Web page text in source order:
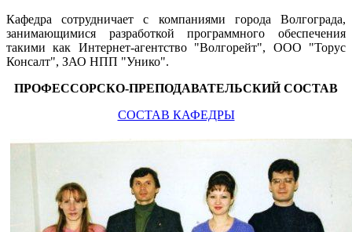
Кафедра сотрудничает с компаниями города Волгограда,
занимающимися разработкой программного обеспечения
такими как Интернет-агентство "Волгорейт", ООО "Торус
Консалт", ЗАО НПП "Унико".
ПРОФЕССОРСКО-ПРЕПОДАВАТЕЛЬСКИЙ СОСТАВ
СОСТАВ КАФЕДРЫ